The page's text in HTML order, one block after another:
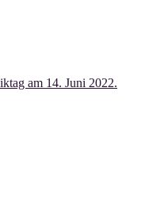
am 14. Juni 2022.